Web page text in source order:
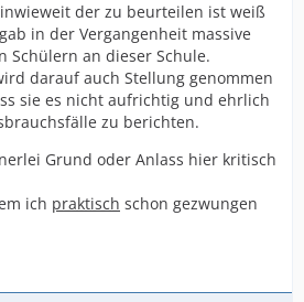
der zu beurteilen ist weiß
in der Vergangenheit massive
Schülern an dieser Schule.
darauf auch Stellung genommen
sie es nicht aufrichtig und ehrlich
zu berichten.
Grund oder Anlass hier kritisch
ich praktisch schon gezwungen